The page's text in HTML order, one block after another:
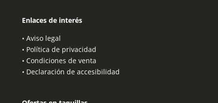
Enlaces de interés
• Aviso legal
• Política de privacidad
• Condiciones de venta
• Declaración de accesibilidad